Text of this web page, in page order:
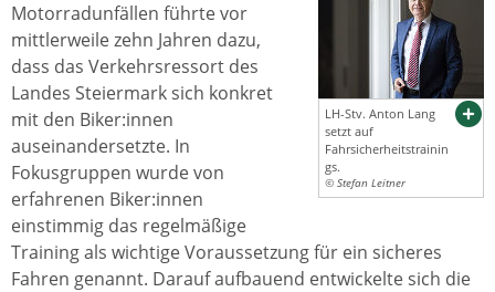
LH-Stv. Anton Lang
setzt auf
Fahrsicherheitstrainin
gs.
© Stefan Leitner
Motorradunfällen führte vor
mittlerweile zehn Jahren dazu,
dass das Verkehrsressort des
Landes Steiermark sich konkret
mit den Biker:innen
auseinandersetzte. In
Fokusgruppen wurde von
erfahrenen Biker:innen
einstimmig das regelmäßige
Training als wichtige Voraussetzung für ein sicheres
Fahren genannt. Darauf aufbauend entwickelte sich die